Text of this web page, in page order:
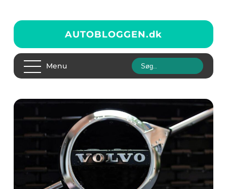
AUTOBLOGGEN.dk
Menu